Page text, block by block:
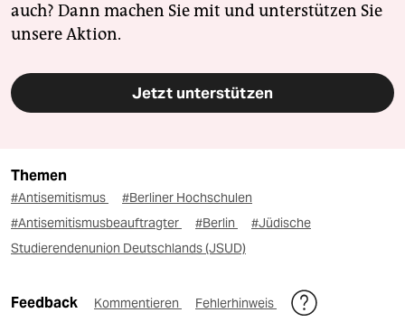
auch? Dann machen Sie mit und unterstützen Sie
unsere Aktion.
Jetzt unterstützen
Themen
#Antisemitismus
#Berliner Hochschulen
#Antisemitismusbeauftragter
#Berlin
#Jüdische
Studierendenunion Deutschlands (JSUD)
Feedback Kommentieren Fehlerhinweis